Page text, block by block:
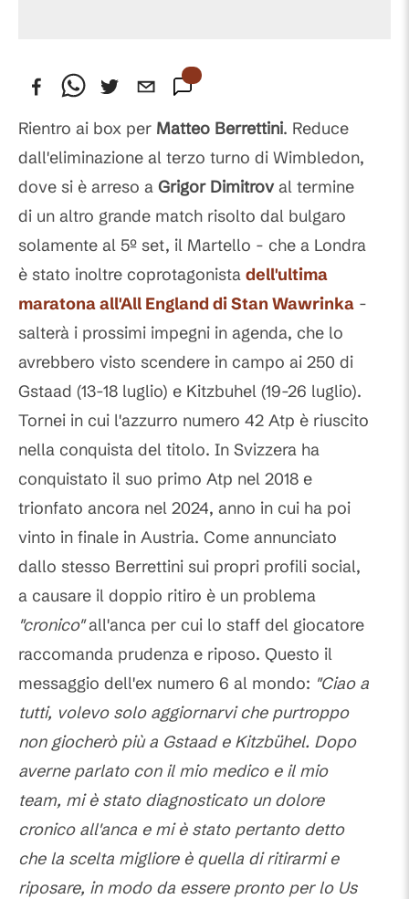
Rientro ai box per Matteo Berrettini. Reduce
dall'eliminazione al terzo turno di Wimbledon,
dove si è arreso a Grigor Dimitroval termine
di un altro grande match risolto dal bulgaro
solamente al 5º set, il Martello - che a Londra
è stato inoltre coprotagonista dell'ultima
maratona all'All England diStan Wawrinka -
salterà i prossimi impegni in agenda, che lo
avrebbero visto scendere in campo ai 250 di
Gstaad (13-18 luglio) e Kitzbuhel (19-26 luglio).
Tornei in cui l'azzurro numero 42 Atp è riuscito
nella conquista del titolo. In Svizzera ha
conquistato il suo primo Atp nel 2018 e
trionfato ancora nel 2024, anno in cui ha poi
vinto in finale in Austria. Come annunciato
dallo stesso Berrettini sui propri profili social,
a causare il doppio ritiro è un problema
"cronico"all'anca per cui lo staff del giocatore
raccomanda prudenza e riposo. Questo il
messaggio dell'ex numero 6 al mondo: "Ciao a
tutti, volevo solo aggiornarvi che purtroppo
non giocherò più a Gstaad e Kitzbühel. Dopo
averne parlato con il mio medico e il mio
team, mi è stato diagnosticato un dolore
cronico all'anca e mi è stato pertanto detto
che la scelta migliore è quella di ritirarmi e
riposare, in modo da essere pronto per lo Us